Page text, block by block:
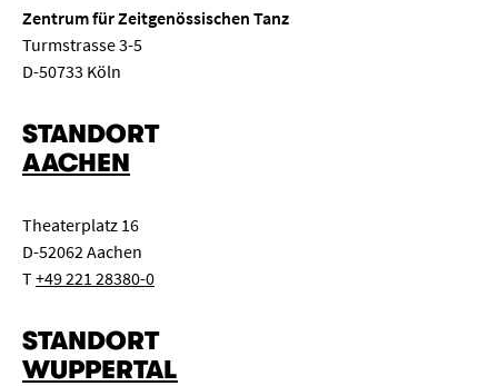
Zentrum für Zeitgenössischen Tanz
Turmstrasse 3-5
D-50733 Köln
STANDORT
AACHEN
Theaterplatz 16
D-52062 Aachen
T+49 221 28380-0
STANDORT
WUPPERTAL